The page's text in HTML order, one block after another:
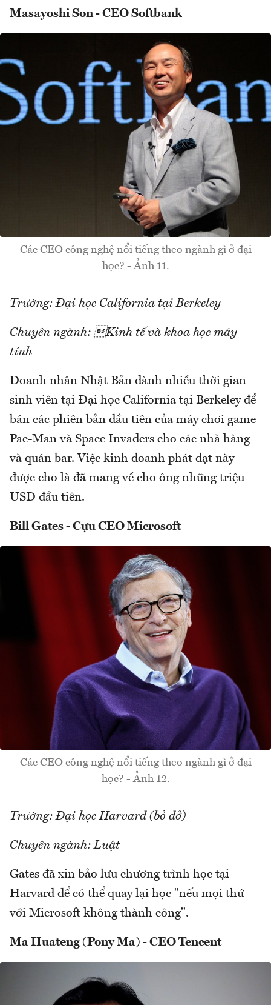
Masayoshi Son - CEO Softbank
Các CEO công nghệ nổi tiếng theo ngành gì ở đại
học? - Ảnh 11.
Trường: Đại học California tại Berkeley
Chuyên ngành: Kinh tế và khoa học máy
tính
Doanh nhân Nhật Bản dành nhiều thời gian
sinh viên tại Đại học California tại Berkeley để
bán các phiên bản đầu tiên của máy chơi game
Pac-Man và Space Invaders cho các nhà hàng
và quán bar. Việc kinh doanh phát đạt này
được cho là đã mang về cho ông những triệu
USD đầu tiên.
Bill Gates - Cựu CEO Microsoft
Các CEO công nghệ nổi tiếng theo ngành gì ở đại
học? - Ảnh 12.
Trường: Đại học Harvard (bỏ dở)
Chuyên ngành: Luật
Gates đã xin bảo lưu chương trình học tại
Harvard để có thể quay lại học "nếu mọi thứ
với Microsoft không thành công".
Ma Huateng (Pony Ma) - CEO Tencent